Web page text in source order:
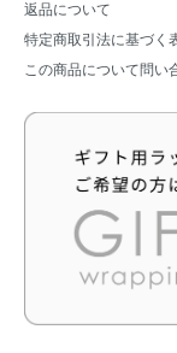
返品について
特定商取引法に基づく
この商品について問い